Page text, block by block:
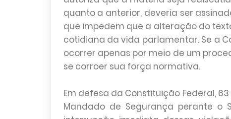
quanto a anterior, deveria ser
que impedem que a alteração do
cotidiana da vida parlamentar. Se a
ocorrer apenas por meio de um
se corroer sua força normativa.
Em defesa da Constituição Federal,
Mandado de Segurança perante o